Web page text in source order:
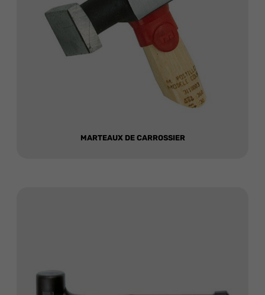
MARTEAUX DE CARROSSIER